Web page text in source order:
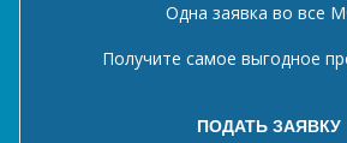
Одна заявка во все
Получите самое выгодное